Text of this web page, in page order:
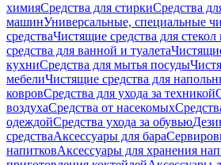
химияСредства для стиркиСредства
машинУниверсальные, специальные
средстваЧистящие средства для стекол
средства для ванной и туалета
кухниСредства для мытья посуды
мебелиЧистящие средства для
ковровСредства для ухода за техникой
воздухаСредства от насекомых
одеждойСредства ухода за обувью
средстваАксессуары для бара
напитковАксессуары для хранения